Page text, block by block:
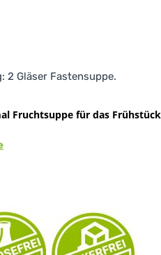
2 Gläser Fastensuppe.
Fruchtsuppe für das